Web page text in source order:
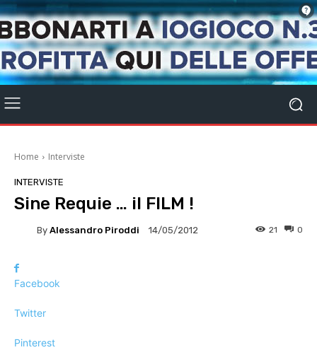
Home Interviste
INTERVISTE
Sine Requie … il FILM !
By Alessandro Piroddi 14/05/2012 0
21
Facebook
Twitter
Pinterest